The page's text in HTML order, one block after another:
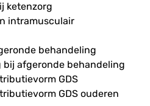
ketenzorg
intramusculair
behandeling
afgeronde behandeling
GDS
GDS ouderen